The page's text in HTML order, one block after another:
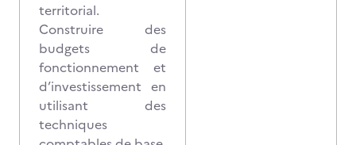
territorial.
Construire des
budgets de
fonctionnement et
d’investissement en
utilisant des
techniques